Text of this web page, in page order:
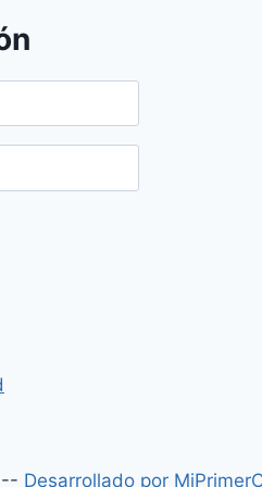
-- Desarrollado por